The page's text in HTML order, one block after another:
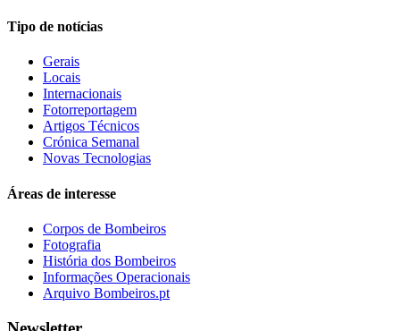
Tipo de notícias
Gerais
Locais
Internacionais
Fotorreportagem
Artigos Técnicos
Crónica Semanal
Novas Tecnologias
Áreas de interesse
Corpos de Bombeiros
Fotografia
História dos Bombeiros
Informações Operacionais
Arquivo Bombeiros.pt